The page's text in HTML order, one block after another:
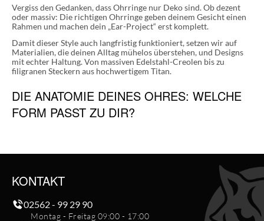
Vergiss den Gedanken, dass Ohrringe nur Deko sind. Ob dezent
oder massiv: Die richtigen Ohrringe geben deinem Gesicht einen
Rahmen und machen dein „Ear-Project“ erst komplett.
Damit dieser Style auch langfristig funktioniert, setzen wir auf
Materialien, die deinen Alltag mühelos überstehen, und Designs
mit echter Haltung. Von massiven Edelstahl-Creolen bis zu
filigranen Steckern aus hochwertigem Titan.
DIE ANATOMIE DEINES OHRES: WELCHE
FORM PASST ZU DIR?
OHRSTECKER:
und sorgen für
eine klare,präzise Linie
KONTAKT
02562 - 99 29 90
Montag - Freitag 09:00 - 17:00